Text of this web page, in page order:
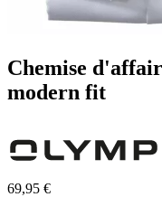
Chemise
modern fit
69,95 €